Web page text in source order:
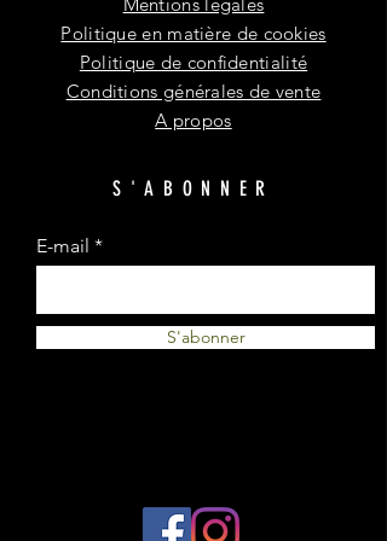
Politique en matière de cookies
Politique de confidentialité
Conditions générales de vente
A propos
S'ABONNER
E-mail
S'abonner